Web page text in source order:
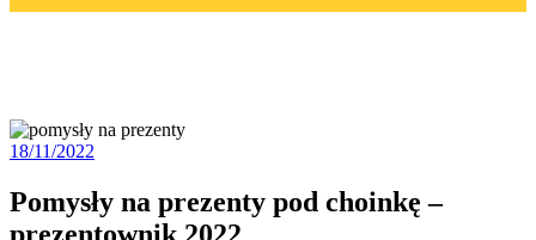
18/11/2022
Pomysły na prezenty pod choinkę –
prezentownik 2022